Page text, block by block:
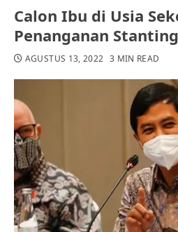
Calon Ibu di Usia
Penanganan
AGUSTUS 13, 2022 3 MIN READ